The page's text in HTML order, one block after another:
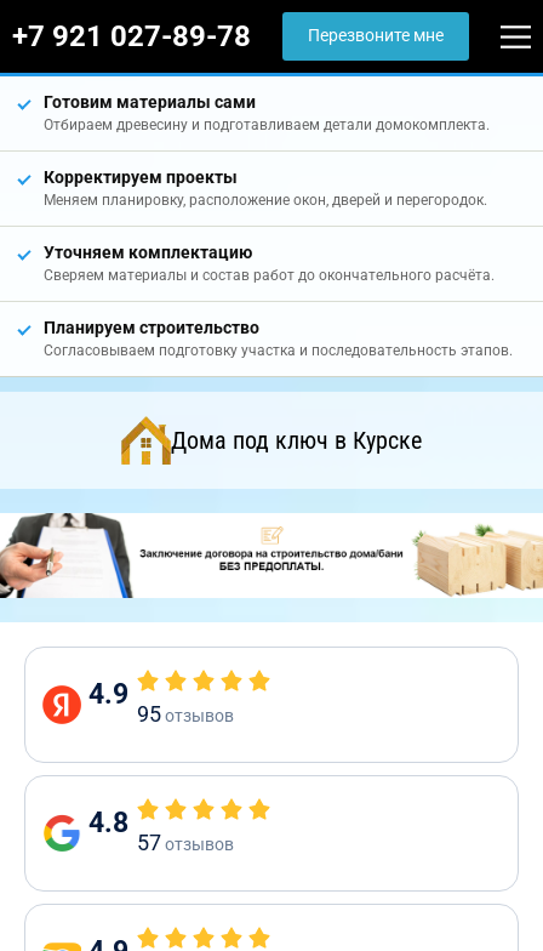
+7 921 027-89-78 Перезвоните мне
Готовим материалы сами
Отбираем древесину и подготавливаем детали домокомплекта.
Корректируем проекты
Меняем планировку, расположение окон, дверей и перегородок.
Уточняем комплектацию
Сверяем материалы и состав работ до окончательного расчёта.
Планируем строительство
Согласовываем подготовку участка и последовательность этапов.
Дома под ключ в Курске
4.9
95отзывов
4.8
57отзывов